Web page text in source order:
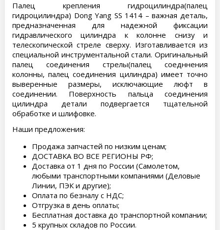
Палец крепления гидроцилиндра(палец
гидроцилиндра) Dong Yang SS 1414 – важная деталь,
предназначенная для надежной фиксации
гидравлического цилиндра к колонне снизу и
телескопической стреле сверху. Изготавливается из
специальной инструментальной стали. Оригинальный
палец соединения стрелы(палец соедннения
колонны, палец соединения цилиндра) имеет точно
выверенные размеры, исключающие люфт в
соединении. Поверхность пальца соединения
цилиндра детали подвергается тщательной
обработке и шлифовке.
Наши предложения:
Продажа запчастей по низким ценам;
ДОСТАВКА ВО ВСЕ РЕГИОНЫ РФ;
Доставка от 1 дня по России (Самолетом,
любыми транспортными компаниями (Деловые
Линии, ПЭК и другие);
Оплата по безналу с НДС;
Отгрузка в день оплаты;
Бесплатная доставка до транспортной компании;
5 крупных складов по России.